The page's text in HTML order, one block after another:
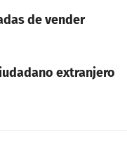
de vender
extranjero